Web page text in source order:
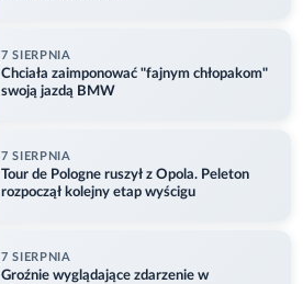
7 SIERPNIA
Chciała zaimponować "fajnym chłopakom"
swoją jazdą BMW
7 SIERPNIA
Tour de Pologne ruszył z Opola. Peleton
rozpoczął kolejny etap wyścigu
7 SIERPNIA
Groźnie wyglądające zdarzenie w